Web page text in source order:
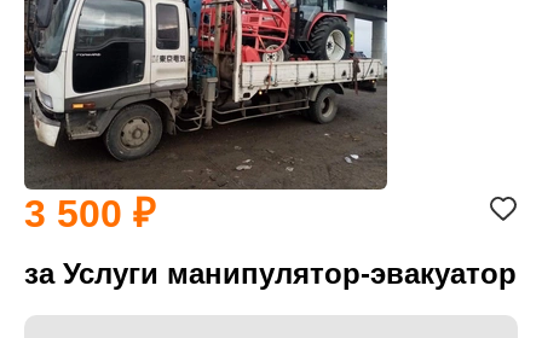
3 500
за Услуги манипулятор-эвакуатор